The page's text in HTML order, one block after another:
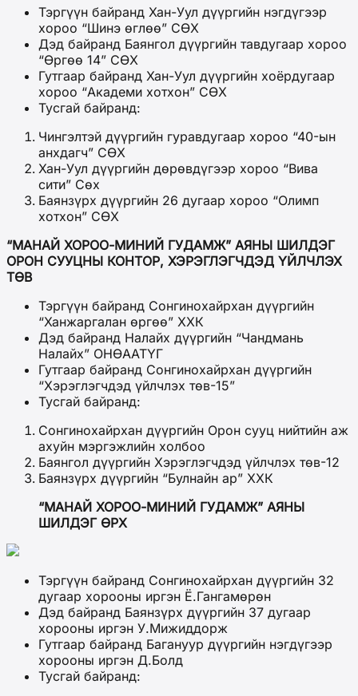
Тэргүүн байранд Хан-Уул дүүргийн нэгдүгээр
хороо “Шинэ өглөө” СӨХ
Дэд байранд Баянгол дүүргийн тавдугаар хороо
“Өргөө 14” СӨХ
Гутгаар байранд Хан-Уул дүүргийн хоёрдугаар
хороо “Академи хотхон” СӨХ
Тусгай байранд:
Чингэлтэй дүүргийн гуравдугаар хороо “40-ын
анхдагч” СӨХ
Хан-Уул дүүргийн дөрөвдүгээр хороо “Вива
сити” Сөх
Баянзүрх дүүргийн 26 дугаар хороо “Олимп
хотхон” СӨХ
“МАНАЙ ХОРОО-МИНИЙ ГУДАМЖ” АЯНЫ ШИЛДЭГ
ОРОН СУУЦНЫ КОНТОР, ХЭРЭГЛЭГЧДЭД ҮЙЛЧЛЭХ
ТӨВ
Тэргүүн байранд Сонгинохайрхан дүүргийн
“Ханжаргалан өргөө” ХХК
Дэд байранд Налайх дүүргийн “Чандмань
Налайх” ОНӨААТҮГ
Гутгаар байранд Сонгинохайрхан дүүргийн
“Хэрэглэгчдэд үйлчлэх төв-15”
Тусгай байранд:
Сонгинохайрхан дүүргийн Орон сууц нийтийн аж
ахуйн мэргэжлийн холбоо
Баянгол дүүргийн Хэрэглэгчдэд үйлчлэх төв-12
Баянзүрх дүүргийн “Булнайн ар” ХХК
“МАНАЙ ХОРОО-МИНИЙ ГУДАМЖ” АЯНЫ
ШИЛДЭГ ӨРХ
Тэргүүн байранд Сонгинохайрхан дүүргийн 32
дугаар хорооны иргэн Ё.Гангамөрөн
Дэд байранд Баянзүрх дүүргийн 37 дугаар
хорооны иргэн У.Мижиддорж
Гутгаар байранд Багануур дүүргийн нэгдүгээр
хорооны иргэн Д.Болд
Тусгай байранд: